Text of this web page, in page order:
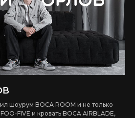
шоурум BOCA ROOM и не только
FIVE и кровать BOCA AIRBLADE,